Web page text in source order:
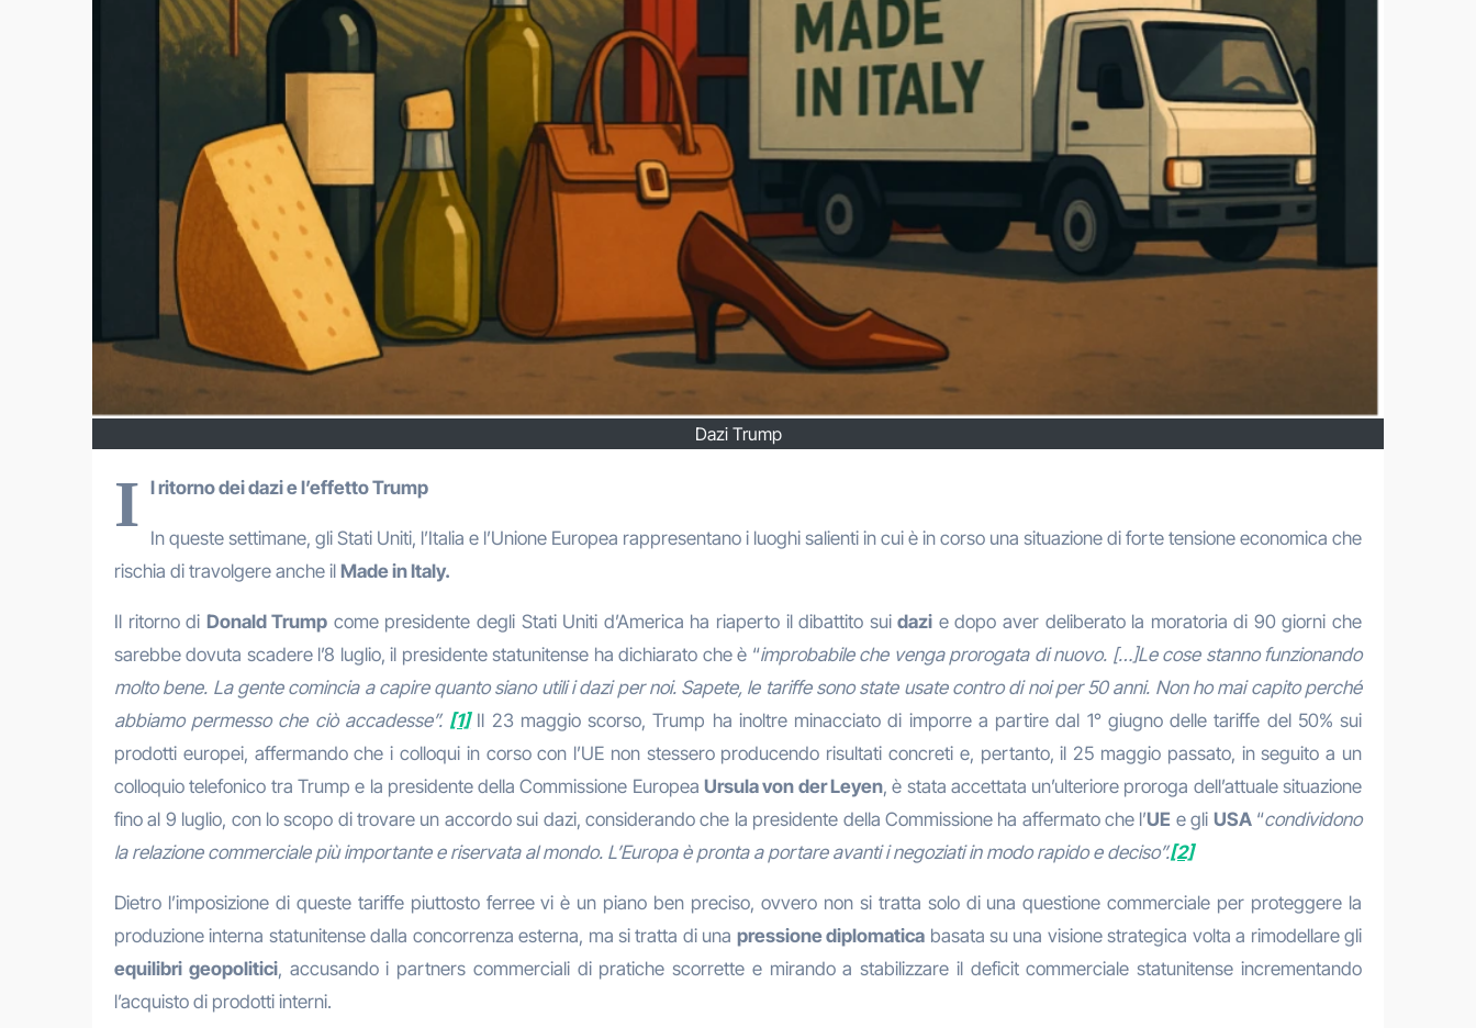
Dazi Trump
I l ritorno dei dazi e l’effetto Trump
In queste settimane, gli Stati Uniti, l’Italia e l’Unione Europea rappresentano i luoghi salienti in cui è in corso una situazione di forte tensione economica che
rischia di travolgere anche il Made in Italy.
Il ritorno di Donald Trump come presidente degli Stati Uniti d’America ha riaperto il dibattito suidazi e dopo aver deliberato la moratoria di 90 giorni che
sarebbe dovuta scadere l’8 luglio, il presidente statunitense ha dichiarato che è “improbabile che venga prorogata di nuovo. […]Le cose stanno funzionando
molto bene. La gente comincia a capire quanto siano utili i dazi per noi. Sapete, le tariffe sono state usate contro di noi per 50 anni. Non ho mai capito perché
abbiamo permesso che ciò accadesse”. [1] Il 23 maggio scorso, Trump ha inoltre minacciato di imporre a partire dal 1° giugno delle tariffe del 50% sui
prodotti europei, affermando che i colloqui in corso con l’UE non stessero producendo risultati concreti e, pertanto, il 25 maggio passato, in seguito a un
colloquio telefonico tra Trump e la presidente della Commissione Europea Ursula von der Leyen, è stata accettata un’ulteriore proroga dell’attuale situazione
fino al 9 luglio, con lo scopo di trovare un accordo sui dazi, considerando che la presidente della Commissione ha affermato che l’UE e gli USA“condividono
la relazione commerciale più importante e riservata al mondo. L’Europa è pronta a portare avanti i negoziati in modo rapido e deciso”.[2]
Dietro l’imposizione di queste tariffe piuttosto ferree vi è un piano ben preciso, ovvero non si tratta solo di una questione commerciale per proteggere la
produzione interna statunitense dalla concorrenza esterna, ma si tratta di una pressione diplomatica basata su una visione strategica volta a rimodellare gli
equilibri geopolitici, accusando i partners commerciali di pratiche scorrette e mirando a stabilizzare il deficit commerciale statunitense incrementando
l’acquisto di prodotti interni.